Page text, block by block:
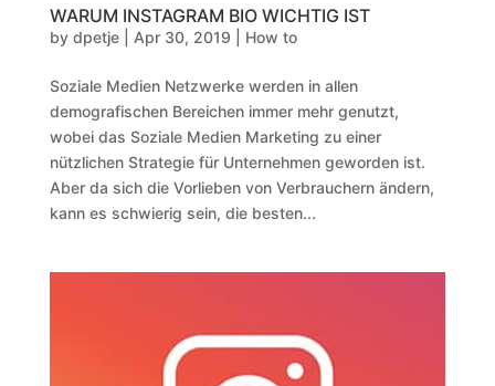
WARUM INSTAGRAM BIO WICHTIG IST
by dpetje| Apr 30, 2019 How to
Soziale Medien Netzwerke werden in allen
demografischen Bereichen immer mehr genutzt,
wobei das Soziale Medien Marketing zu einer
nützlichen Strategie für Unternehmen geworden ist.
Aber da sich die Vorlieben von Verbrauchern ändern,
kann es schwierig sein, die besten...